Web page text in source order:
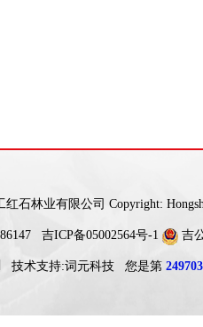
年工作会议
年工作会议
年工作会议
石林业有限公司 Copyright:
吉ICP备05002564号-1 吉
技术支持:词元科技 您是第